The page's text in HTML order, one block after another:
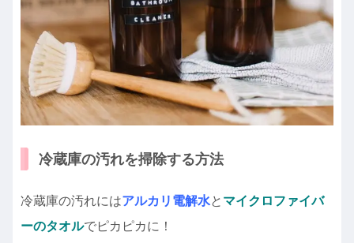
冷蔵庫の汚れを掃除する方法
冷蔵庫の汚れにはアルカリ電解水と マイクロファイバ
ーのタオルでピカピカに！